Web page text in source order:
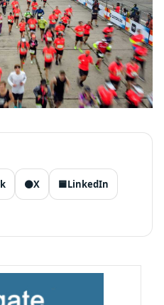
⚫X 🟦LinkedIn